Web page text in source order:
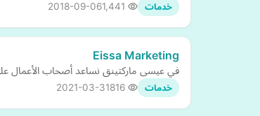
خدمات 2018-09-06
Eissa Marketing
في عيسى ماركتينق نساعد أصحاب الأعمال
خدمات 2021-03-31